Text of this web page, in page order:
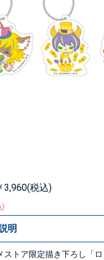
3,960(税込)
)
明
ストア限定描き下ろし「